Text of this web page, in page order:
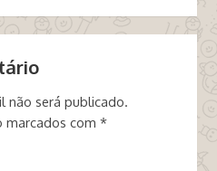
não será publicado.
marcados com *